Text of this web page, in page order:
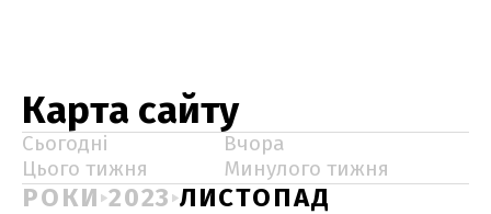
Карта сайту
Сьогодні
Вчора
Цього тижня
Минулого тижня
РОКИ 2023 ЛИСТОПАД